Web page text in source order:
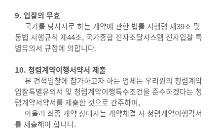
9. 입찰의 무효
국가를 당사자로 하는 계약에 관한 법률 시행령 제39조 및
동법 시행규칙 제44조, 국가종합 전자조달시스템 전자입찰 특
별유의서 규정에 의합니다.
10. 청렴계약이행서약서 제출
본 견적입찰에 참가하고자 하는 업체는 우리원의 청렴계약
입찰특별유의서 및 청렴계약이행특수조건을 준수하겠다는 청
렴계약서약서를 제출한 것으로 간주하며,
아울러 최종 계약 상대자는 계약체결 시 청렴계약이행각서
를 제출해야 합니다.